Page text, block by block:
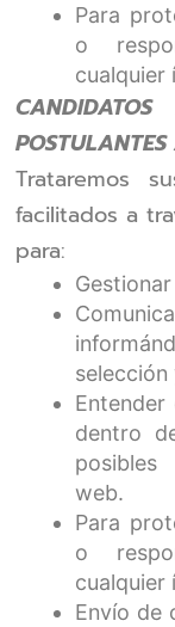
Para
o
cualquier
Trataremos
facilitados a
para:
dentro
posibles
web.
Para
o
cualquier
Envío de